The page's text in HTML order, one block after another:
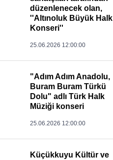
düzenlenecek olan,
''Altınoluk Büyük Halk
Konseri''
25.06.2026 12:00:00
"Adım Adım Anadolu,
Buram Buram Türkü
Dolu" adlı Türk Halk
Müziği konseri
25.06.2026 12:00:00
Küçükkuyu Kültür ve